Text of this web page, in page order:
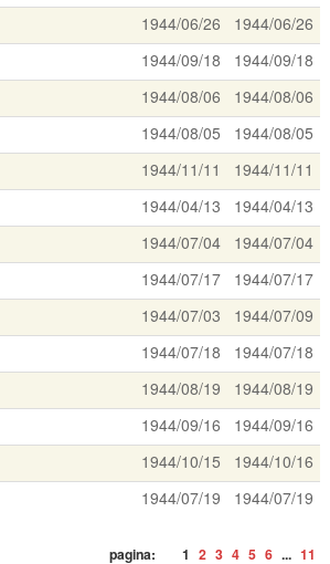
1944/06/26
1944/06/26
1944/09/18
1944/09/18
1944/08/06
1944/08/06
1944/08/05
1944/08/05
1944/11/11
1944/11/11
1944/04/13
1944/04/13
1944/07/04
1944/07/04
1944/07/17
1944/07/17
1944/07/03
1944/07/09
1944/07/18
1944/07/18
1944/08/19
1944/08/19
1944/09/16
1944/09/16
1944/10/15
1944/10/16
1944/07/19 1944/07/19
pagina: 1 2 3 4 5 6 ... 11